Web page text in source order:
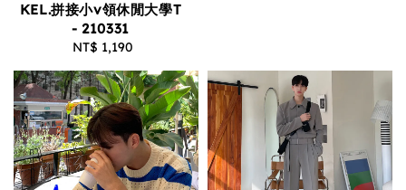
KEL.拼接小v領休閒大學T
- 210331
Regular
NT$ 1,190